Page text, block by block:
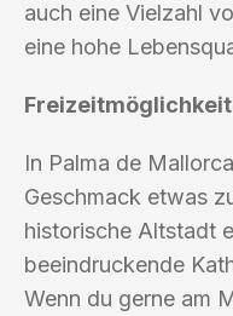
auch eine Vielzahl
eine hohe
In Palma de
Geschmack etwas
historische Altstadt
beeindruckende
Wenn du gerne am